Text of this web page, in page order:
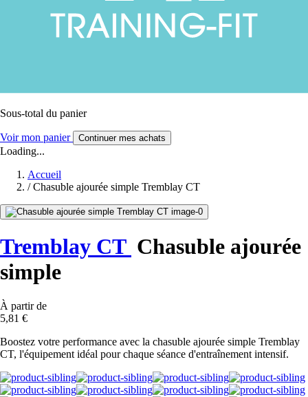
Sous-total du panier
Voir mon panier Continuer mes achats
Loading...
Accueil
/ Chasuble ajourée simple Tremblay CT
Tremblay CT Chasuble ajourée
simple
À partir de
5,81 €
Boostez votre performance avec la chasuble ajourée simple Tremblay
CT, l'équipement idéal pour chaque séance d'entraînement intensif.